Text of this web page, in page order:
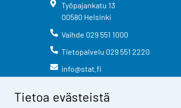
Tietoa evästeistä
Työpajankatu 13
00580 Helsinki
Vaihde 029 551 1000
Tietopalvelu 029 551 2220
info@stat.fi